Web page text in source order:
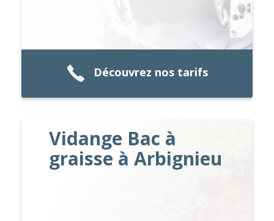
Découvrez nos tarifs
Vidange Bac à
graisse à Arbignieu